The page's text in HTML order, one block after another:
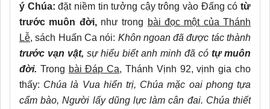
ý Chúa:đặt niềm tin tưởng cậy trông vào Đấng cótừ
trước muôn đời,như trong bài đọc một của Thánh
Lễ, sách Huấn Ca nói: Khôn ngoan đã được tác thành
trước vạn vật, sự hiểu biết anh minh đã có tự muôn
đời. Trong bài Đáp Ca, Thánh Vịnh 92, vịnh gia cho
thấy: Chúa là Vua hiển trị, Chúa mặc oai phong tựa
cẩm bào, Người lấy dũng lực làm cân đai. Chúa thiết